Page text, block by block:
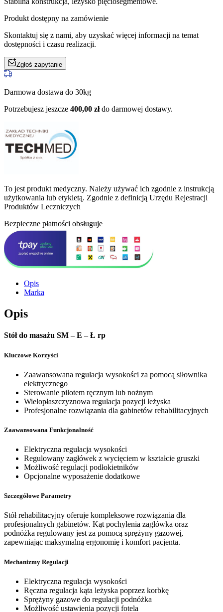
Produkt dostępny na zamówienie
Skontaktuj się z nami, aby uzyskać więcej informacji na temat
dostępności i czasu realizacji.
Zgłoś zapytanie
Darmowa dostawa do 30kg
Potrzebujesz jeszcze 400,00 złdo darmowej dostawy.
To jest produkt medyczny. Należy używać ich zgodnie z instrukcją
użytkowania lub etykietą. Zgodnie z definicją Urzędu Rejestracji
Produktów Leczniczych
Bezpieczne płatności obsługuje
Opis
Marka
Opis
Stół do masażu SM – E – Ł rp
Kluczowe Korzyści
Zaawansowana regulacja wysokości za pomocą siłownika
elektrycznego
Sterowanie pilotem ręcznym lub nożnym
Wielopłaszczyznowa regulacja pozycji leżyska
Profesjonalne rozwiązania dla gabinetów rehabilitacyjnych
Zaawansowana Funkcjonalność
Elektryczna regulacja wysokości
Regulowany zagłówek z wycięciem w kształcie gruszki
Możliwość regulacji podłokietników
Opcjonalne wyposażenie dodatkowe
Szczegółowe Parametry
Stół rehabilitacyjny oferuje kompleksowe rozwiązania dla
profesjonalnych gabinetów. Kąt pochylenia zagłówka oraz
podnóżka regulowany jest za pomocą sprężyny gazowej,
zapewniając maksymalną ergonomię i komfort pacjenta.
Mechanizmy Regulacji
Elektryczna regulacja wysokości
Ręczna regulacja kąta leżyska poprzez korbkę
Sprężyny gazowe do regulacji podnóżka
Możliwość ustawienia pozycji fotela